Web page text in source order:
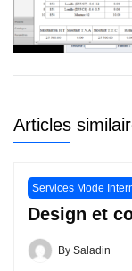
Articles
Services Mode
Design et
By Saladin